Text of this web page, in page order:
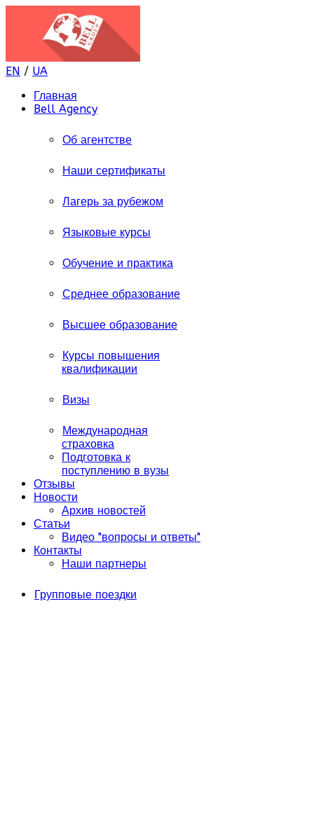
EN / UA
Главная
Bell Agency
Об агентстве
Наши сертификаты
Лагерь за рубежом
Языковые курсы
Обучение и практика
Среднее образование
Высшее образование
Курсы повышения
квалификации
Визы
Международная
страховка
Подготовка к
поступлению в вузы
Отзывы
Новости
Архив новостей
Статьи
Видео "вопросы и ответы"
Контакты
Наши партнеры
Групповые поездки